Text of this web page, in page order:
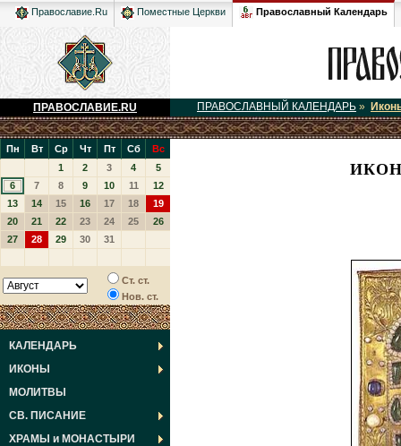
Православие.Ru Поместные Церкви Православный Календарь
ПРАВОСЛАВИЕ.RU ПРАВОСЛАВНЫЙ КАЛЕНДАРЬ »
Пн Вт Ср Чт Пт Сб
Вс
1
2 3 4
5
6
7 8 9 10 11
12
13
14 15 16 17 18
19
20
21 22 23 24 25
26
27
28 29 30 31
Ст. ст.
Нов. ст.
КАЛЕНДАРЬ
ИКОНЫ
МОЛИТВЫ
СВ. ПИСАНИЕ
ХРАМЫ и МОНАСТЫРИ